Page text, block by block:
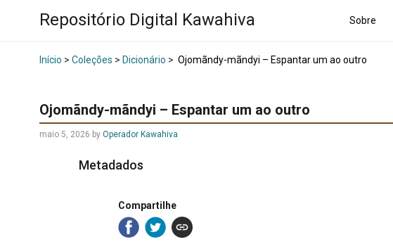
Repositório Digital Kawahiva Sobre
Início > Coleções > Dicionário > Ojomãndy-mãndyi – Espantar um ao outro
Ojomãndy-mãndyi – Espantar um ao outro
maio 5, 2026 by Operador Kawahiva
Metadados
Compartilhe